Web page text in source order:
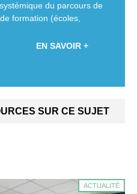
du parcours de
formation (écoles,
EN SAVOIR +
SUR CE SUJET
ACTUALITÉ